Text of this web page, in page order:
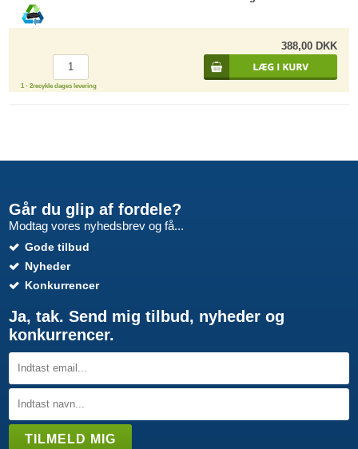
388,00 DKK
1 - 2recykle dages levering
Går du glip af fordele?
Modtag vores nyhedsbrev og få...
Gode tilbud
Nyheder
Konkurrencer
Ja, tak. Send mig tilbud, nyheder og
konkurrencer.